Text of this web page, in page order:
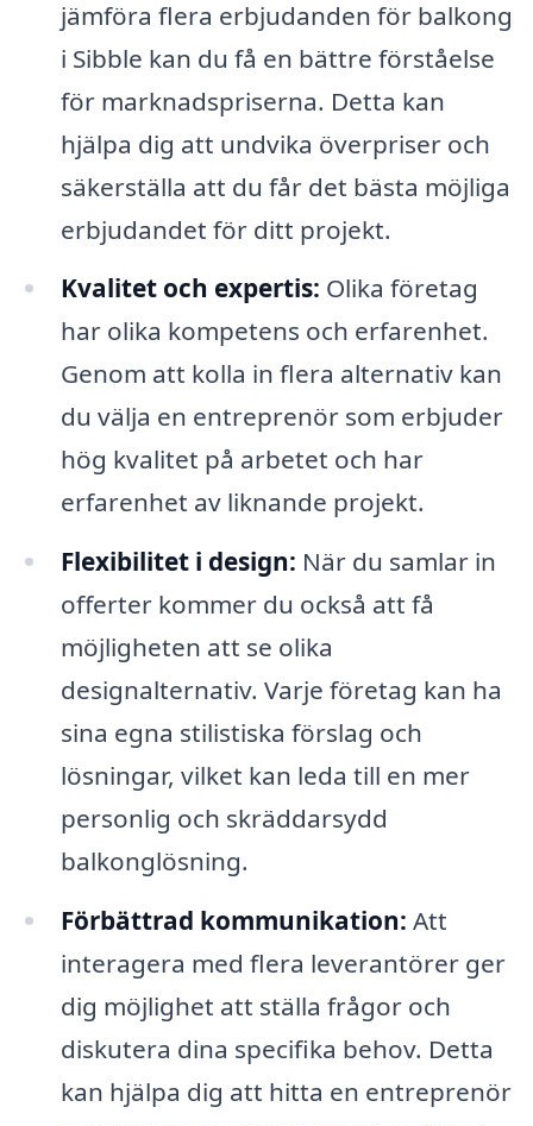
jämföra flera erbjudanden för balkong
i Sibble kan du få en bättre förståelse
för marknadspriserna. Detta kan
hjälpa dig att undvika överpriser och
säkerställa att du får det bästa möjliga
erbjudandet för ditt projekt.
Kvalitet och expertis: Olika företag
har olika kompetens och erfarenhet.
Genom att kolla in flera alternativ kan
du välja en entreprenör som erbjuder
hög kvalitet på arbetet och har
erfarenhet av liknande projekt.
Flexibilitet i design: När du samlar in
offerter kommer du också att få
möjligheten att se olika
designalternativ. Varje företag kan ha
sina egna stilistiska förslag och
lösningar, vilket kan leda till en mer
personlig och skräddarsydd
balkonglösning.
Förbättrad kommunikation: Att
interagera med flera leverantörer ger
dig möjlighet att ställa frågor och
diskutera dina specifika behov. Detta
kan hjälpa dig att hitta en entreprenör